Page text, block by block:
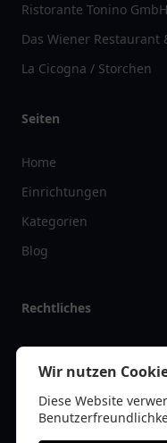
Ristorante Tonino GmbH
Das Wiener Restaurant
La Cicogna / Storchen
Seiten
Home
Einrichtungen
Kategorien
Blog
Rechtliches
Impressum
Datenschutz
Kontakt
Wir nutzen
Diese Website